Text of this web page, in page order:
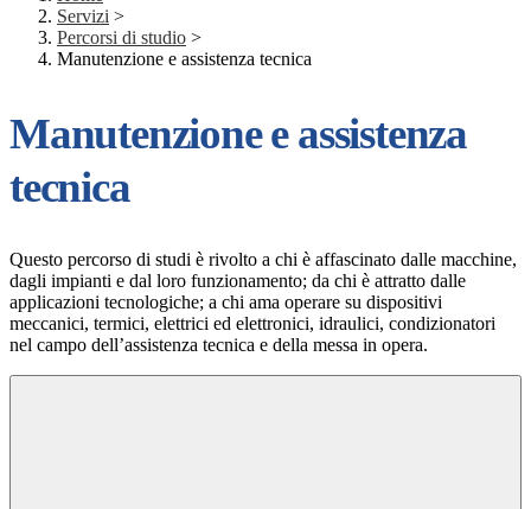
Servizi >
Percorsi di studio >
Manutenzione e assistenza tecnica
Manutenzione e assistenza
tecnica
Questo percorso di studi è rivolto a chi è affascinato dalle macchine,
dagli impianti e dal loro funzionamento; da chi è attratto dalle
applicazioni tecnologiche; a chi ama operare su dispositivi
meccanici, termici, elettrici ed elettronici, idraulici, condizionatori
nel campo dell’assistenza tecnica e della messa in opera.